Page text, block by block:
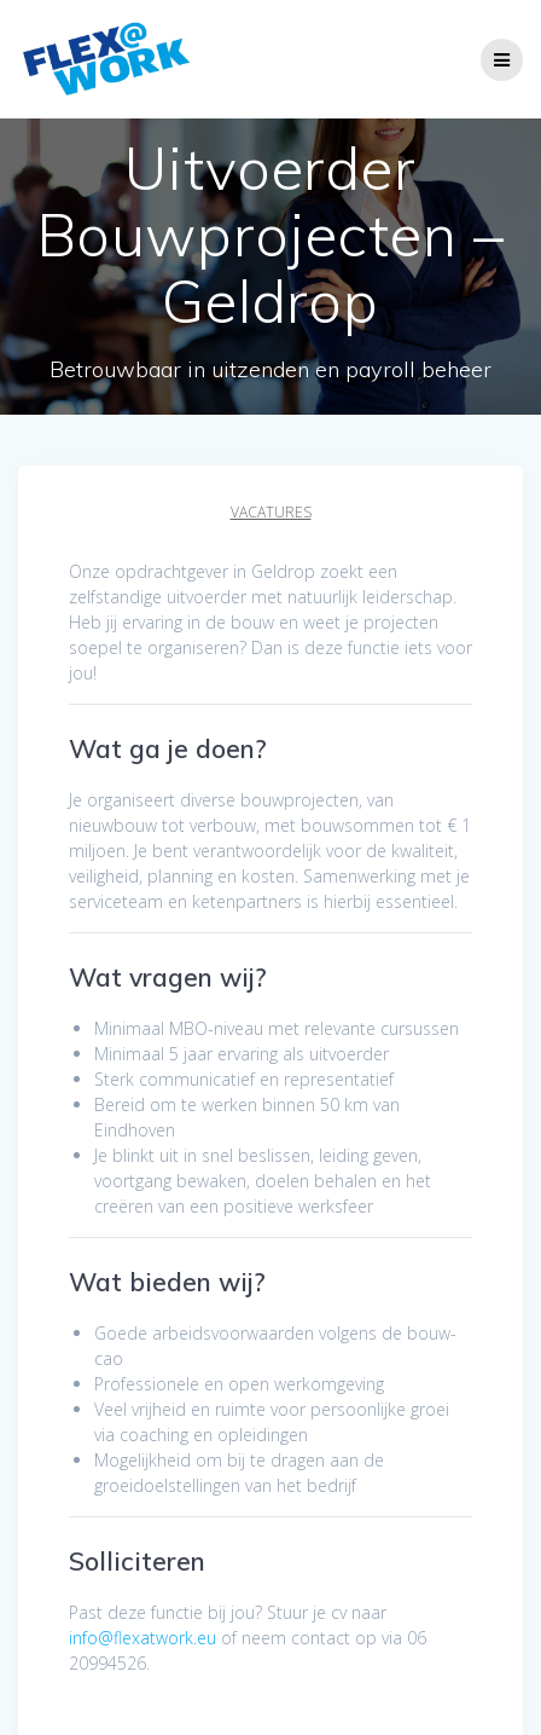
Uitvoerder
Bouwprojecten –
Geldrop
Betrouwbaar in uitzenden en payroll beheer
VACATURES
Onze opdrachtgever in Geldrop zoekt een
zelfstandige uitvoerder met natuurlijk leiderschap.
Heb jij ervaring in de bouw en weet je projecten
soepel te organiseren? Dan is deze functie iets voor
jou!
Wat ga je doen?
Je organiseert diverse bouwprojecten, van
nieuwbouw tot verbouw, met bouwsommen tot € 1
miljoen. Je bent verantwoordelijk voor de kwaliteit,
veiligheid, planning en kosten. Samenwerking met je
serviceteam en ketenpartners is hierbij essentieel.
Wat vragen wij?
Minimaal MBO-niveau met relevante cursussen
Minimaal 5 jaar ervaring als uitvoerder
Sterk communicatief en representatief
Bereid om te werken binnen 50 km van
Eindhoven
Je blinkt uit in snel beslissen, leiding geven,
voortgang bewaken, doelen behalen en het
creëren van een positieve werksfeer
Wat bieden wij?
Goede arbeidsvoorwaarden volgens de bouw-
cao
Professionele en open werkomgeving
Veel vrijheid en ruimte voor persoonlijke groei
via coaching en opleidingen
Mogelijkheid om bij te dragen aan de
groeidoelstellingen van het bedrijf
Solliciteren
Past deze functie bij jou? Stuur je cv naar
info@flexatwork.eu of neem contact op via 06
20994526.